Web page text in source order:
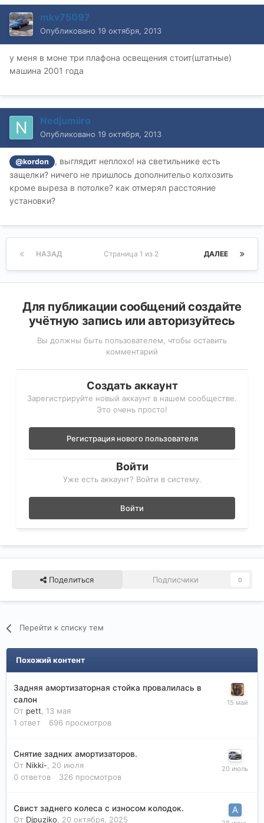
mkv75097
Опубликовано 19 октября, 2013
у меня в моне три плафона освещения стоит(штатные)
машина 2001 года
Nedjumiiro
Опубликовано 19 октября, 2013
@kordon
, выглядит неплохо! на светильнике есть
защелки? ничего не пришлось дополнительо колхозить
кроме выреза в потолке? как отмерял расстояние
установки?
НАЗАД ДАЛЕЕ
Страница 1 из 2
Для публикации сообщений создайте
учётную запись или авторизуйтесь
Вы должны быть пользователем, чтобы оставить
комментарий
Создать аккаунт
Зарегистрируйте новый аккаунт в нашем сообществе.
Это очень просто!
Регистрация нового пользователя
Войти
Уже есть аккаунт? Войти в систему.
Войти
Поделиться Подписчики 0
Перейти к списку тем
Похожий контент
Задняя амортизаторная стойка провалилась в
салон
От pett
13 мая
1 ответ 696 просмотров
Снятие задних амортизаторов.
От Nikki-
20 июля
0 ответов 326 просмотров
Свист заднего колеса с износом колодок.
От Djpuziko 20 октября, 2025